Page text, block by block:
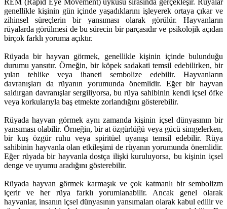
REM (Rapid Eye Movement) uykusu sırasında gerçekleşir. Rüyalar
genellikle kişinin gün içinde yaşadıklarını işleyerek ortaya çıkar ve
zihinsel süreçlerin bir yansıması olarak görülür. Hayvanların
rüyalarda görülmesi de bu sürecin bir parçasıdır ve psikolojik açıdan
birçok farklı yoruma açıktır.
Rüyada bir hayvan görmek, genellikle kişinin içinde bulunduğu
durumu yansıtır. Örneğin, bir köpek sadakati temsil edebilirken, bir
yılan tehlike veya ihaneti sembolize edebilir. Hayvanların
davranışları da rüyanın yorumunda önemlidir. Eğer bir hayvan
saldırgan davranışlar sergiliyorsa, bu rüya sahibinin kendi içsel öfke
veya korkularıyla baş etmekte zorlandığını gösterebilir.
Rüyada hayvan görmek aynı zamanda kişinin içsel dünyasının bir
yansıması olabilir. Örneğin, bir at özgürlüğü veya gücü simgelerken,
bir kuş özgür ruhu veya spiritüel uyanışı temsil edebilir. Rüya
sahibinin hayvanla olan etkileşimi de rüyanın yorumunda önemlidir.
Eğer rüyada bir hayvanla dostça ilişki kuruluyorsa, bu kişinin içsel
denge ve uyumu aradığını gösterebilir.
Rüyada hayvan görmek karmaşık ve çok katmanlı bir sembolizm
içerir ve her rüya farklı yorumlanabilir. Ancak genel olarak
hayvanlar, insanın içsel dünyasının yansımaları olarak kabul edilir ve